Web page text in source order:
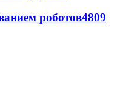
роботов4809